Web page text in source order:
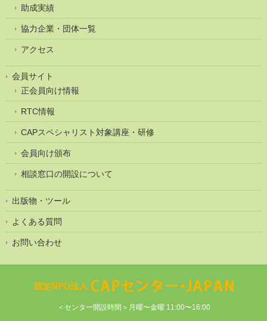
助成実績
協力企業・団体一覧
アクセス
会員サイト
正会員向け情報
RTC情報
CAPスペシャリスト対象講座・研修
会員向け頒布
相談窓口の開設について
出版物・ツール
よくある質問
お問い合わせ
＜センター開設時間＞月曜〜金曜 11:00〜16:00